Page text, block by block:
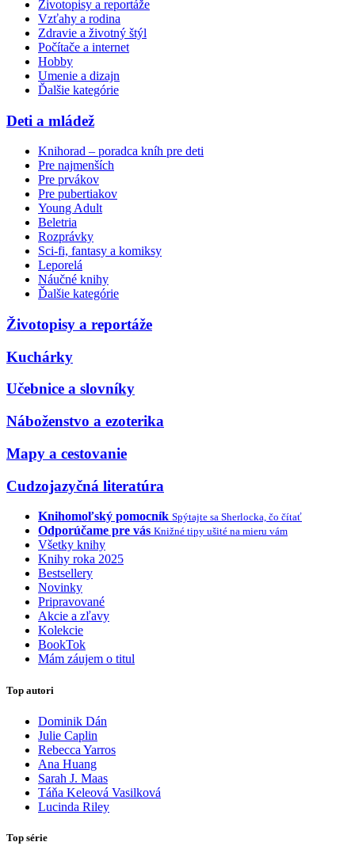
Životopisy a reportáže
Vzťahy a rodina
Zdravie a životný štýl
Počítače a internet
Hobby
Umenie a dizajn
Ďalšie kategórie
Deti a mládež
Knihorad – poradca kníh pre deti
Pre najmenších
Pre prvákov
Pre pubertiakov
Young Adult
Beletria
Rozprávky
Sci-fi, fantasy a komiksy
Leporelá
Náučné knihy
Ďalšie kategórie
Životopisy a reportáže
Kuchárky
Učebnice a slovníky
Náboženstvo a ezoterika
Mapy a cestovanie
Cudzojazyčná literatúra
Knihomoľský pomocník Spýtajte sa Sherlocka, čo čítať
Odporúčame pre vás Knižné tipy ušité na mieru vám
Všetky knihy
Knihy roka 2025
Bestsellery
Novinky
Pripravované
Akcie a zľavy
Kolekcie
BookTok
Mám záujem o titul
Top autori
Dominik Dán
Julie Caplin
Rebecca Yarros
Ana Huang
Sarah J. Maas
Táňa Keleová Vasilková
Lucinda Riley
Top série